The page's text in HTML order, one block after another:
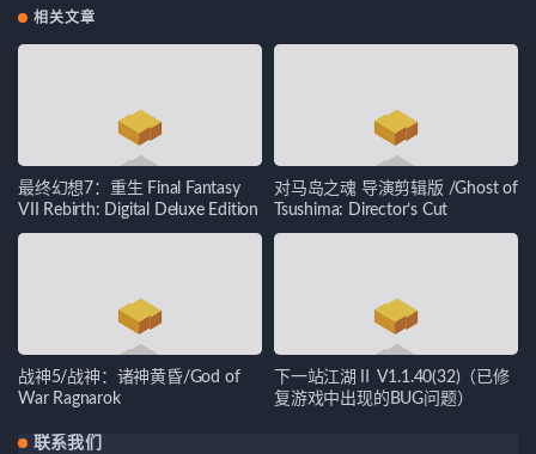
相关文章
最终幻想7：重生 Final Fantasy
VII Rebirth: Digital Deluxe Edition
对马岛之魂 导演剪辑版 /Ghost of
Tsushima: Director’s Cut
战神5/战神：诸神黄昏/God of
War Ragnarok
下一站江湖Ⅱ V1.1.40(32)（已修
复游戏中出现的BUG问题）
联系我们